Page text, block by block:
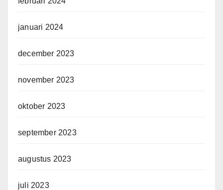
januari 2024
december 2023
november 2023
oktober 2023
september 2023
augustus 2023
juli 2023